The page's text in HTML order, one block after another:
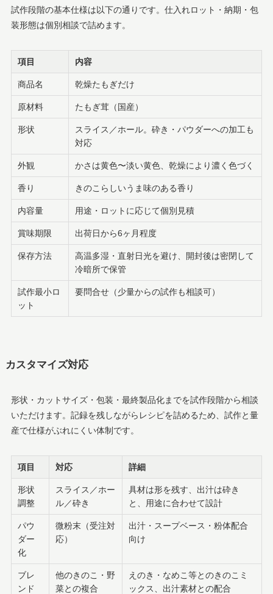
試作段階の基本仕様は以下の通りです。仕入れロット・納期・包
装形態は個別相談で詰めます。
項目 内容
商品名 乾燥たもぎだけ
原材料 たもぎ茸（国産）
形状
スライス／ホール。砕き・パウダーへの加工も
対応
外観 かさは黄色〜淡い黄色、乾燥により濃く色づく
香り きのこらしいうま味のある香り
内容量 用途・ロットに応じて個別見積
賞味期限 出荷日から6ヶ月程度
保存方法
高温多湿・直射日光を避け、開封後は密閉して
冷暗所で保管
試作最小ロ
ット
要問合せ（少量からの試作も相談可）
カスタマイズ対応
形状・カットサイズ・包装・最終製品化までを試作段階から相談
いただけます。記録を残しながらレシピを詰めるため、試作と量
産で仕様がぶれにくい体制です。
項目 対応 詳細
形状
調整
スライス／ホー
ル／砕き
具材は形を残す、出汁は砕き
と、用途に合わせて設計
パウ
ダー
化
微粉末（受注対
応）
出汁・スープベース・粉体配合
向け
ブレ
ンド
他のきのこ・野
菜との複合
えのき・なめこ等とのきのこミ
ックス、出汁素材との配合